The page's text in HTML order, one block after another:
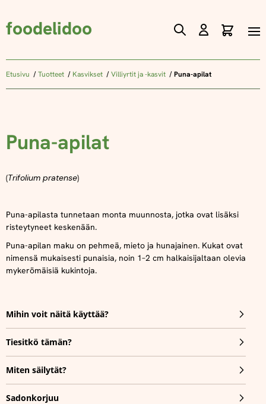
foodelidoo
Skip
Content
Etusivu Tuotteet Kasvikset Villiyrtit ja -kasvit Puna-apilat
Puna-apilat
(Trifolium pratense)
Puna-apilasta tunnetaan monta muunnosta, jotka ovat lisäksi
risteytyneet keskenään.
Puna-apilan maku on pehmeä, mieto ja hunajainen. Kukat ovat
nimensä mukaisesti punaisia, noin 1–2 cm halkaisijaltaan olevia
mykerömäisiä kukintoja.
Mihin voit näitä käyttää?
Tiesitkö tämän?
Miten säilytät?
Sadonkorjuu